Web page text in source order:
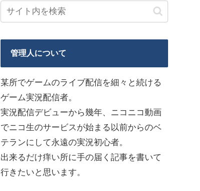
管理人について
某所でゲームのライブ配信を細々と続ける
ゲーム実況配信者。
実況配信デビューから幾年、ニコニコ動画
でニコ生のサービスが始まる以前からのベ
テランにして永遠の実況初心者。
出来るだけ痒い所に手の届く記事を書いて
行きたいと思います。